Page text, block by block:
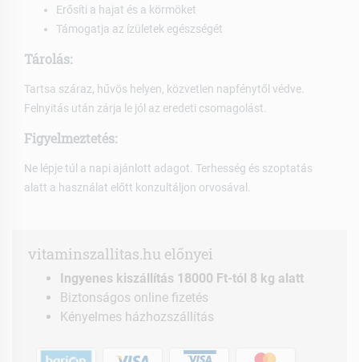
Erősíti a hajat és a körmöket
Támogatja az ízületek egészségét
Tárolás:
Tartsa száraz, hűvös helyen, közvetlen napfénytől védve.
Felnyitás után zárja le jól az eredeti csomagolást.
Figyelmeztetés:
Ne lépje túl a napi ajánlott adagot. Terhesség és szoptatás
alatt a használat előtt konzultáljon orvosával.
vitaminszallitas.hu előnyei
Ingyenes kiszállítás 18000 Ft-tól 8 kg alatt
Biztonságos online fizetés
Kényelmes házhozszállítás